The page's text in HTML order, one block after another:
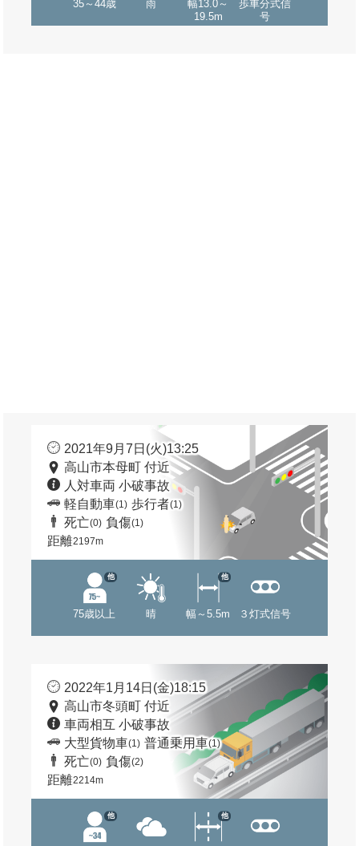
35～44歳 雨
幅13.0～
19.5m
歩車分式信
号
2021年9月7日(火)13:25
高山市本母町 付近
人対車両 小破事故
軽自動車(1) 歩行者(1)
死亡(0) 負傷(1)
距離2197m
75歳以上
他
晴 幅～5.5m
他
３灯式信号
2022年1月14日(金)18:15
高山市冬頭町 付近
車両相互 小破事故
大型貨物車(1) 普通乗用車(1)
死亡(0) 負傷(2)
距離2214m
他 他